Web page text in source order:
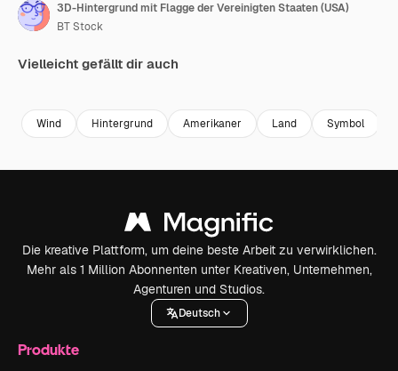
3D-Hintergrund mit Flagge der Vereinigten Staaten (USA)
BT Stock
Vielleicht gefällt dir auch
Wind Hintergrund Amerikaner Land Symbol
Die kreative Plattform, um deine beste Arbeit zu verwirklichen.
Mehr als 1 Million Abonnenten unter Kreativen, Unternehmen,
Agenturen und Studios.
Deutsch
Produkte